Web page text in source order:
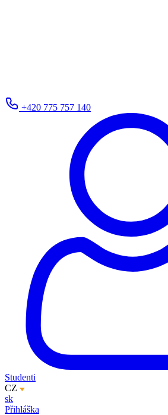
+420 775 757 140
Studenti
CZ
sk
Přihláška